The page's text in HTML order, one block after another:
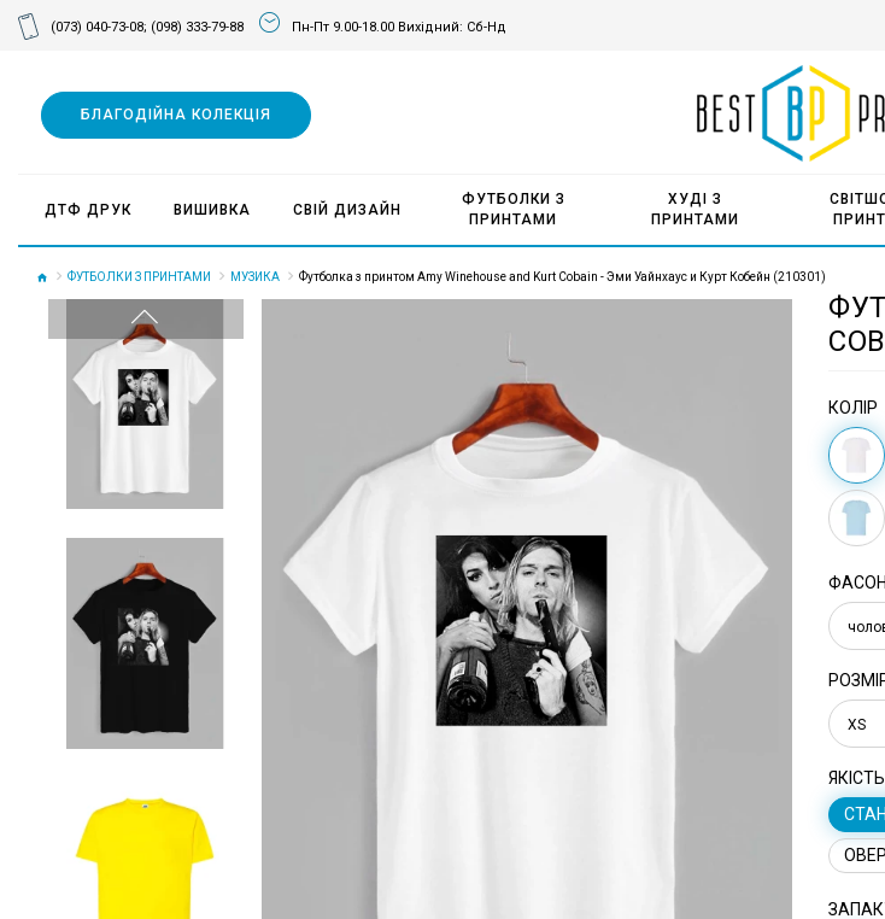
(073) 040-73-08; (098) 333-79-88 Пн-Пт 9.00-18.00 Вихідний: Сб-Нд
БЛАГОДІЙНА КОЛЕКЦІЯ
ДТФ ДРУК ВИШИВКА СВІЙ ДИЗАЙН
ФУТБОЛКИ З
ПРИНТАМИ
ХУДІ З
ПРИНТАМИ
ФУТБОЛКИ З ПРИНТАМИ МУЗИКА Футболка з принтом Amy Winehouse and Kurt Cobain - Эми Уайнхаус и Курт Кобейн (210301)
КОЛІР
ФАСОН
XS
ЯКІСТЬ